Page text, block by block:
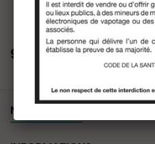
90ML Il n'y a
NOTRE OFFRE